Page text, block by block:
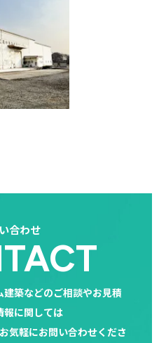
合わせ
築などのご相談やお見積
報に関しては
気軽にお問い合わせくださ